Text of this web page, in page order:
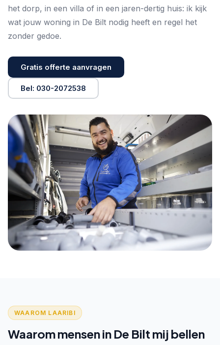
het dorp, in een villa of in een jaren-dertig huis: ik kijk
wat jouw woning in De Bilt nodig heeft en regel het
zonder gedoe.
Gratis offerte aanvragen
Bel: 030-2072538
WAAROM LAARIBI
Waarom mensen in De Bilt mij bellen